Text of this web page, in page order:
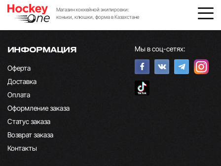
Магазин хоккейной экипировки:
коньки, клюшки, форма в Казахстане
ИНФОРМАЦИЯ
Оферта
Доставка
Оплата
Оформление заказа
Статус заказа
Возврат заказа
Контакты
Мы в соц-сетях: